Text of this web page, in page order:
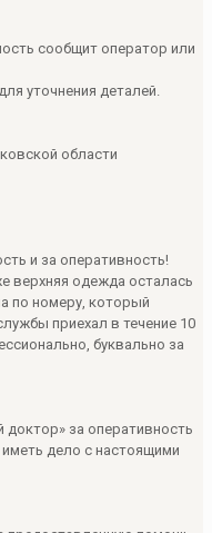
сообщит оператор или
уточнения деталей.
области
и за оперативность!
верхняя одежда осталась
по номеру, который
приехал в течение 10
буквально за
за оперативность
дело с настоящими